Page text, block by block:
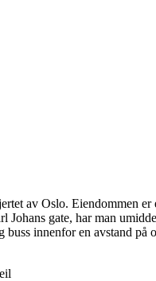
av Oslo. Eiendommen
Johans gate, har man
innenfor en avstand